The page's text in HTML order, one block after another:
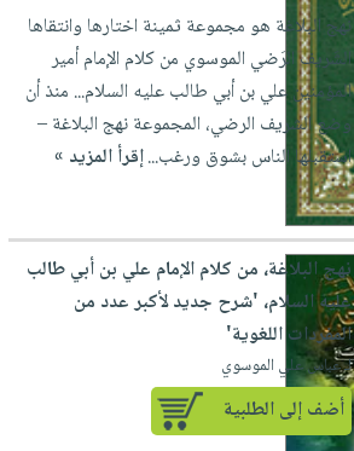
نهج البلاغة هو مجموعة ثمينة اختارها وانتقاها
الشَريف الرَضي الموسوي من كلام الإمام أمير
المؤمنين علي بن أبي طالب عليه السلام... منذ أن
وضع الشريف الرضي، المجموعة نهج البلاغة –
استقبلها الناس بشوق ورغب...إقرأ المزيد »
نهج البلاغة، من كلام الإمام علي بن أبي طالب
عليه السلام، 'شرح جديد لأكبر عدد من
المفردات اللغوية'
لـ عباس علي الموسوي
أضف إلى الطلبية